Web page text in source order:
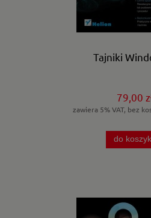
Tajniki
79,00
zawiera 5% VAT, bez
do